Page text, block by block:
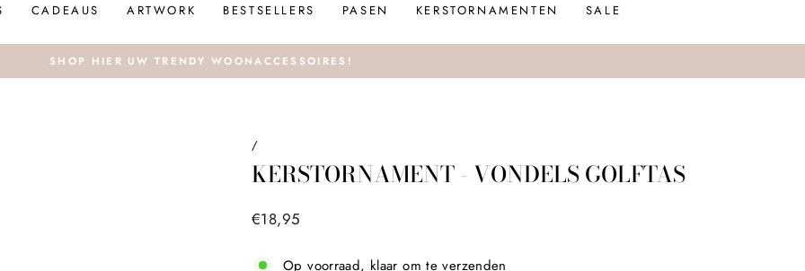
CADEAUS ARTWORK BESTSELLERS PASEN KERSTORNAMENTEN SALE
SHOP HIER UW TRENDY WOONACCESSOIRES!
/
KERSTORNAMENT - VONDELS GOLFTAS
Prijs
€18,95
Op voorraad, klaar om te verzenden